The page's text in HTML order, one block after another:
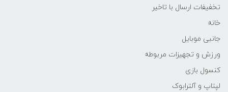
تخفیفات ارسال با تاخیر
خانه
جانبی موبایل
ورزش و تجهیزات مربوطه
کنسول بازی
لپتاپ و آلترابوک